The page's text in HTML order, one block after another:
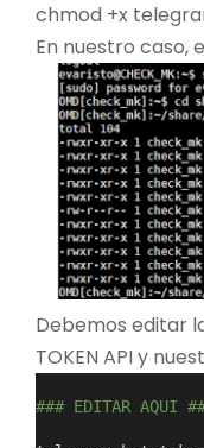
chmod +x
En nuestro caso,
Debemos editar
TOKEN API y
### EDITAR AQUI